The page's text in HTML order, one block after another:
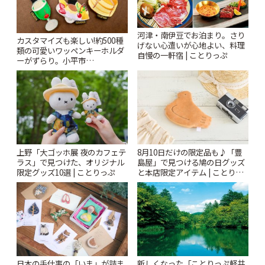
カスタマイズも楽しい!約500種
類の可愛いワッペンキーホルダ
ーがずらり。小平市
「Kimamaya T&K」 | ことりっ
ぷ
河津・南伊豆でお泊まり。さり
げない心遣いが心地よい、料理
自慢の一軒宿 | ことりっぷ
上野「大ゴッホ展 夜のカフェテ
ラス」で見つけた、オリジナル
限定グッズ10選 | ことりっぷ
8月10日だけの限定品も♪「豊
島屋」で見つける鳩の日グッズ
と本店限定アイテム | ことりっ
ぷ